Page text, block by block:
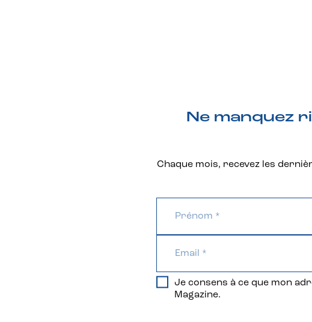
Ne manquez
Chaque mois, recevez les
Je consens à ce que mon
Magazine.